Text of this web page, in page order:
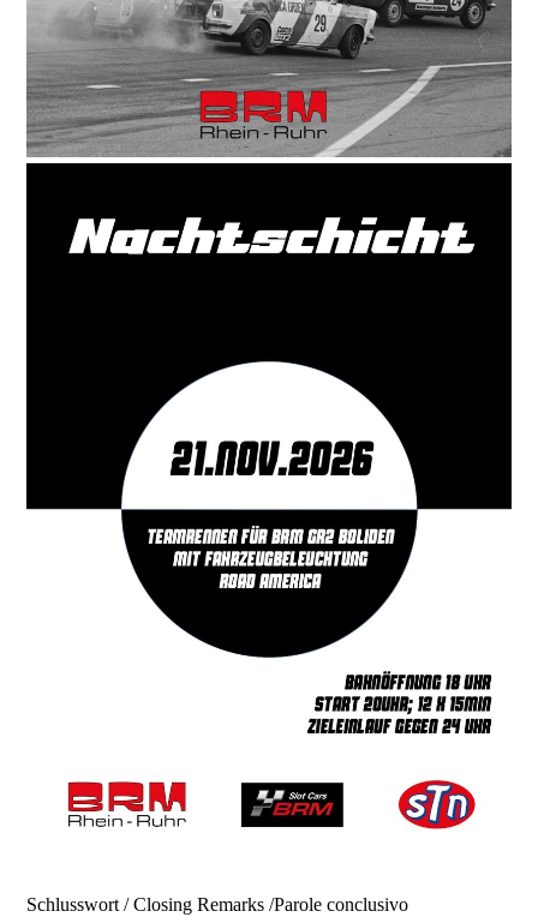
Schlusswort / Closing Remarks /Parole conclusivo